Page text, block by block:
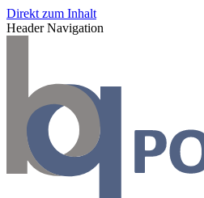
Direkt zum Inhalt
Header Navigation